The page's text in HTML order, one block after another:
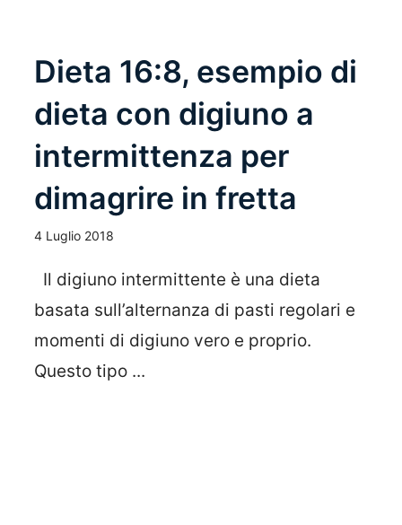
Dieta 16:8, esempio di
dieta con digiuno a
intermittenza per
dimagrire in fretta
4 Luglio 2018
Il digiuno intermittente è una dieta
basata sull’alternanza di pasti regolari e
momenti di digiuno vero e proprio.
Questo tipo ...